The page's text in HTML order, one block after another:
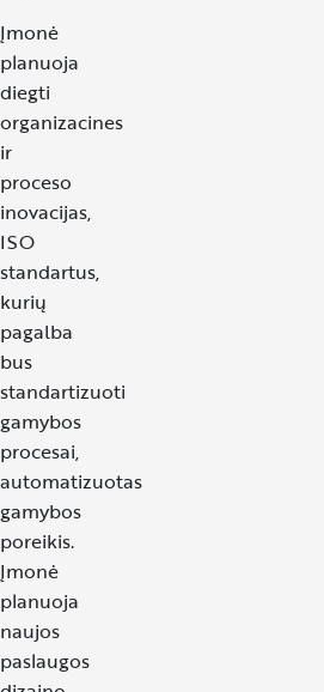
Įmonė
planuoja
diegti
organizacines
ir
proceso
inovacijas,
ISO
standartus,
kurių
pagalba
bus
standartizuoti
gamybos
procesai,
automatizuotas
gamybos
poreikis.
Įmonė
planuoja
naujos
paslaugos